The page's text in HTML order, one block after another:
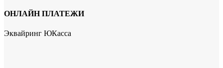
ОНЛАЙН ПЛАТЕЖИ
Эквайринг ЮКасса